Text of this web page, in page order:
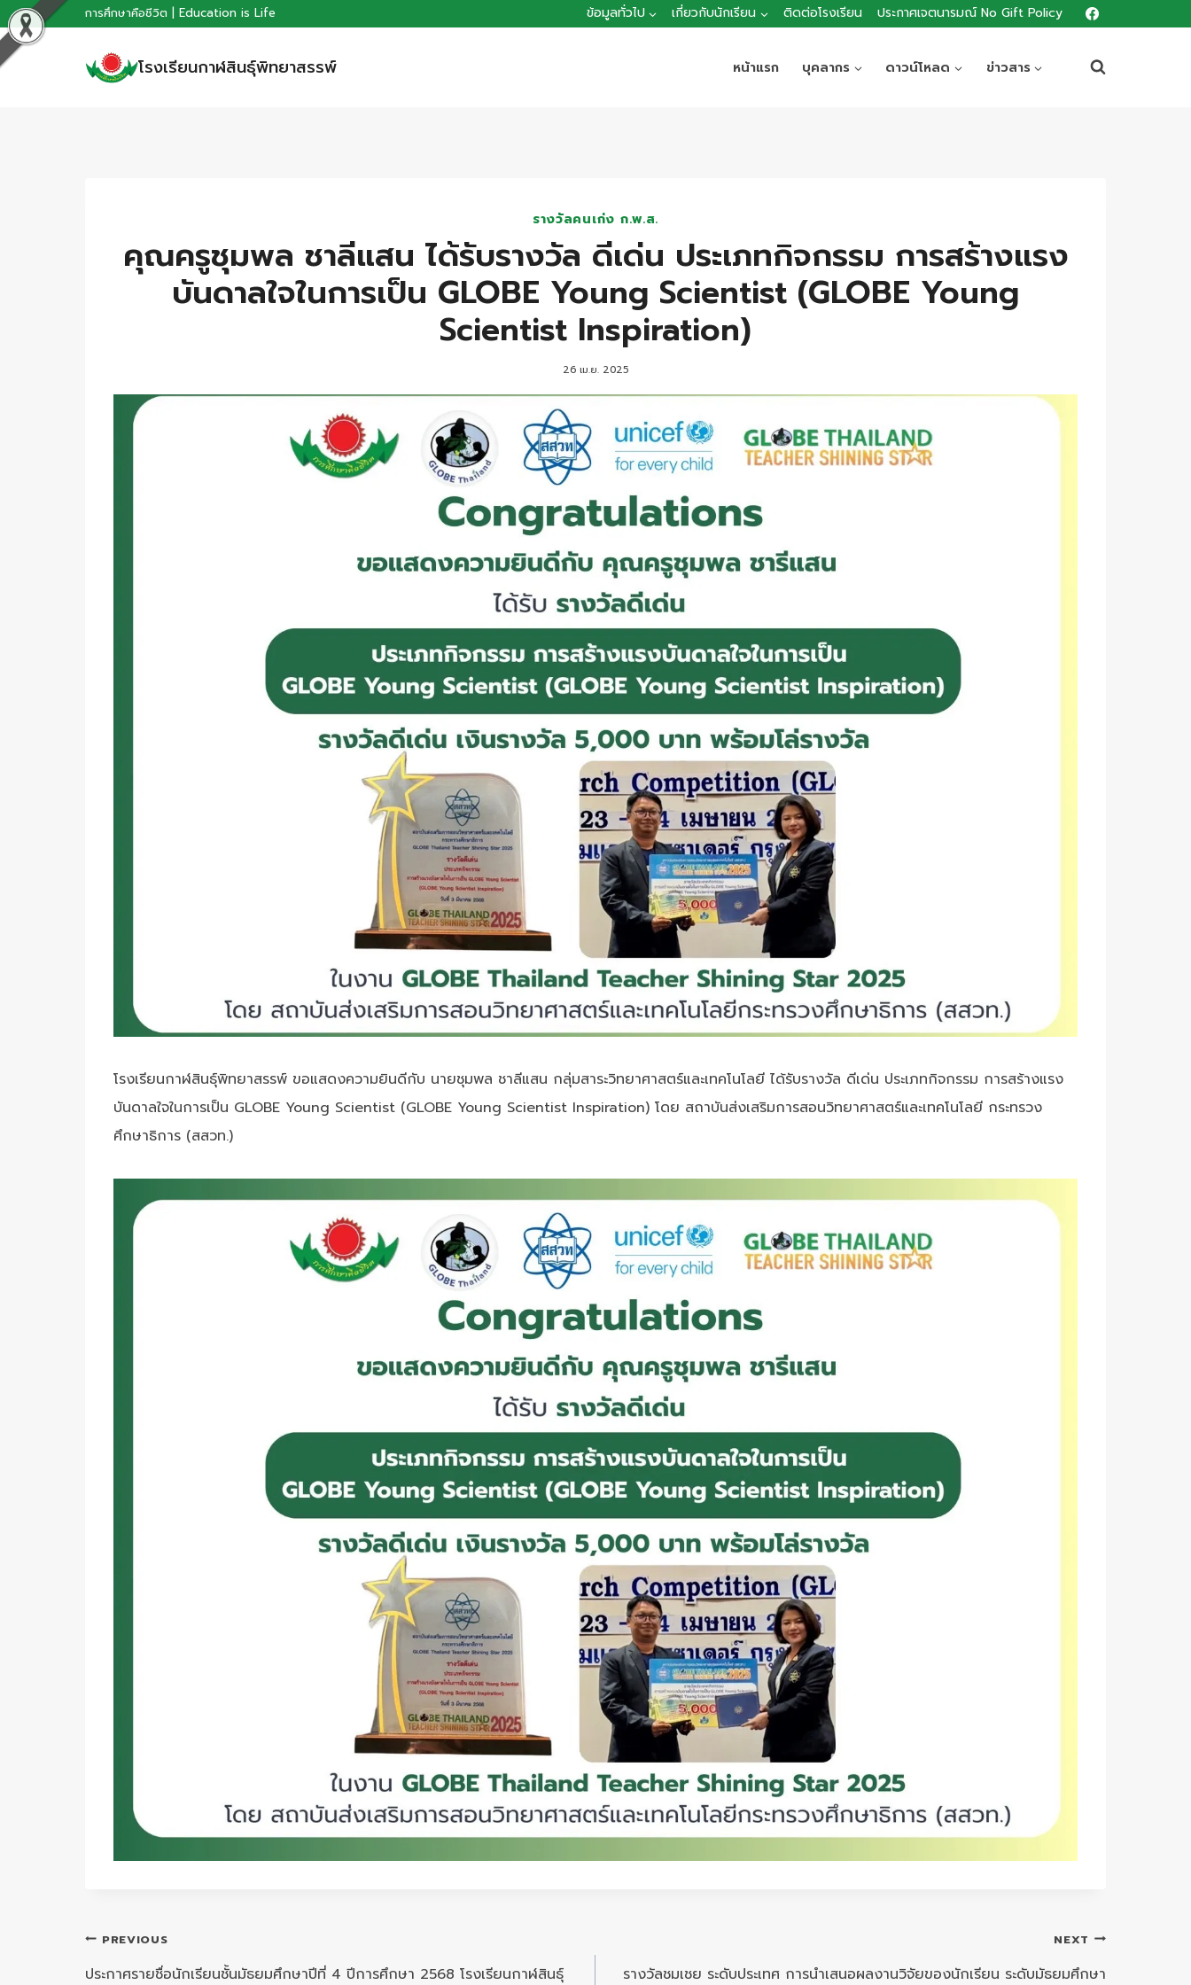
Skip
to
content
การศึกษาคือชีวิต | Education is Life ข้อมูลทั่วไป เกี่ยวกับนักเรียน ติดต่อโรงเรียน ประกาศเจตนารมณ์ No Gift Policy
โรงเรียนกาฬสินธุ์พิทยาสรรพ์ หน้าแรก บุคลากร ดาวน์โหลด ข่าวสาร
รางวัลคนเก่ง ก.พ.ส.
คุณครูชุมพล ชาลีแสน ได้รับรางวัล ดีเด่น ประเภทกิจกรรม การสร้างแรง
บันดาลใจในการเป็น GLOBE Young Scientist (GLOBE Young
Scientist Inspiration)
26 เม.ย. 2025
โรงเรียนกาฬสินธุ์พิทยาสรรพ์ ขอแสดงความยินดีกับ นายชุมพล ชาลีแสน กลุ่มสาระวิทยาศาสตร์และเทคโนโลยี ได้รับรางวัล ดีเด่น ประเภทกิจกรรม การสร้างแรง
บันดาลใจในการเป็น GLOBE Young Scientist (GLOBE Young Scientist Inspiration) โดย สถาบันส่งเสริมการสอนวิทยาศาสตร์และเทคโนโลยี กระทรวง
ศึกษาธิการ (สสวท.)
แนะแนว
เรื่อง
PREVIOUS
ประกาศรายชื่อนักเรียนชั้นมัธยมศึกษาปีที่ 4 ปีการศึกษา 2568 โรงเรียนกาฬสินธุ์
NEXT
รางวัลชมเชย ระดับประเทศ การนำเสนอผลงานวิจัยของนักเรียน ระดับมัธยมศึกษา